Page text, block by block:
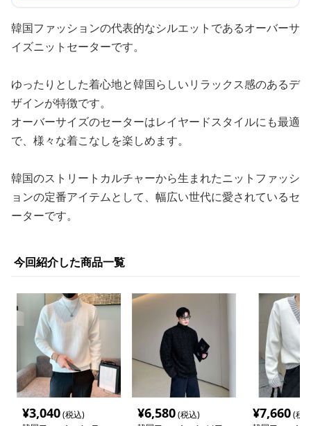
韓国ファッションの代表的なシルエットであるオーバーサ
イズニットセーターです。
ゆったりとした着心地と韓国らしいリラックス感のあるデ
ザインが特徴です。
オーバーサイズのセーターはレイヤードスタイルにも最適
で、様々な着こなしを楽しめます。
韓国のストリートカルチャーから生まれたニットファッシ
ョンの定番アイテムとして、幅広い世代に愛されているセ
ーターです。
今回紹介した商品一覧
¥3,040(税込)
¥6,580(税込)
¥7,660(税